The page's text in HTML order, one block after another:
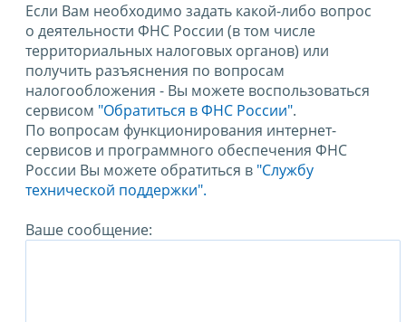
Если Вам необходимо задать какой-либо вопрос
о деятельности ФНС России (в том числе
территориальных налоговых органов) или
получить разъяснения по вопросам
налогообложения - Вы можете воспользоваться
сервисом "Обратиться в ФНС России".
По вопросам функционирования интернет-
сервисов и программного обеспечения ФНС
России Вы можете обратиться в "Службу
технической поддержки".
Ваше сообщение: